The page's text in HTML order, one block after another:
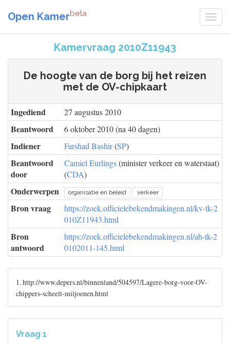
Open Kamerbeta
Kamervraag 2010Z11943
De hoogte van de borg bij het reizen
met de OV-chipkaart
Ingediend 27 augustus 2010
Beantwoord 6 oktober 2010 (na 40 dagen)
Indiener Farshad Bashir(SP)
Beantwoord
door
Camiel Eurlings(minister verkeer en waterstaat)
(CDA)
Onderwerpen organisatie en beleid verkeer
Bron vraag
https://zoek.officielebekendmakingen.nl/kv-tk-2
010Z11943.html
Bron
antwoord
https://zoek.officielebekendmakingen.nl/ah-tk-2
0102011-145.html
1. http://www.depers.nl/binnenland/504597/Lagere-borg-voor-OV-
chippers-scheelt-miljoenen.html
Vraag 1